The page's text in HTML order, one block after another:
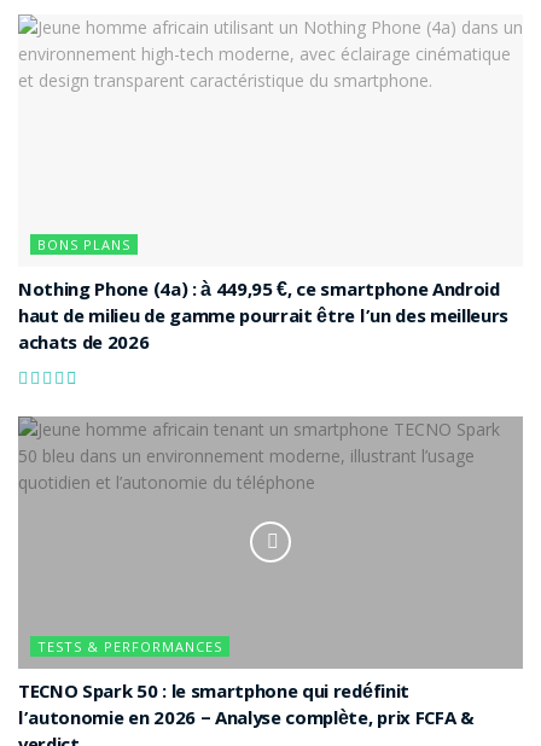
BONS PLANS
Nothing Phone (4a) : à 449,95 €, ce smartphone Android
haut de milieu de gamme pourrait être l’un des meilleurs
achats de 2026
TESTS & PERFORMANCES
TECNO Spark 50 : le smartphone qui redéfinit
l’autonomie en 2026 – Analyse complète, prix FCFA &